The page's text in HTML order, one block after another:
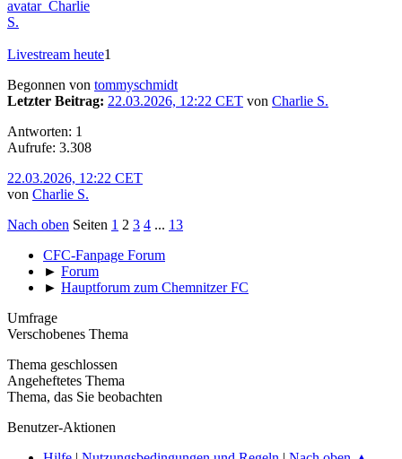
Livestream heute1
Begonnen von tommyschmidt
Letzter Beitrag: 22.03.2026, 12:22 CET von Charlie S.
Antworten: 1
Aufrufe: 3.308
22.03.2026, 12:22 CET
von Charlie S.
Nach oben Seiten 1 2 3 4 ... 13
CFC-Fanpage Forum
► Forum
► Hauptforum zum Chemnitzer FC
Umfrage
Verschobenes Thema
Thema geschlossen
Angeheftetes Thema
Thema, das Sie beobachten
Benutzer-Aktionen